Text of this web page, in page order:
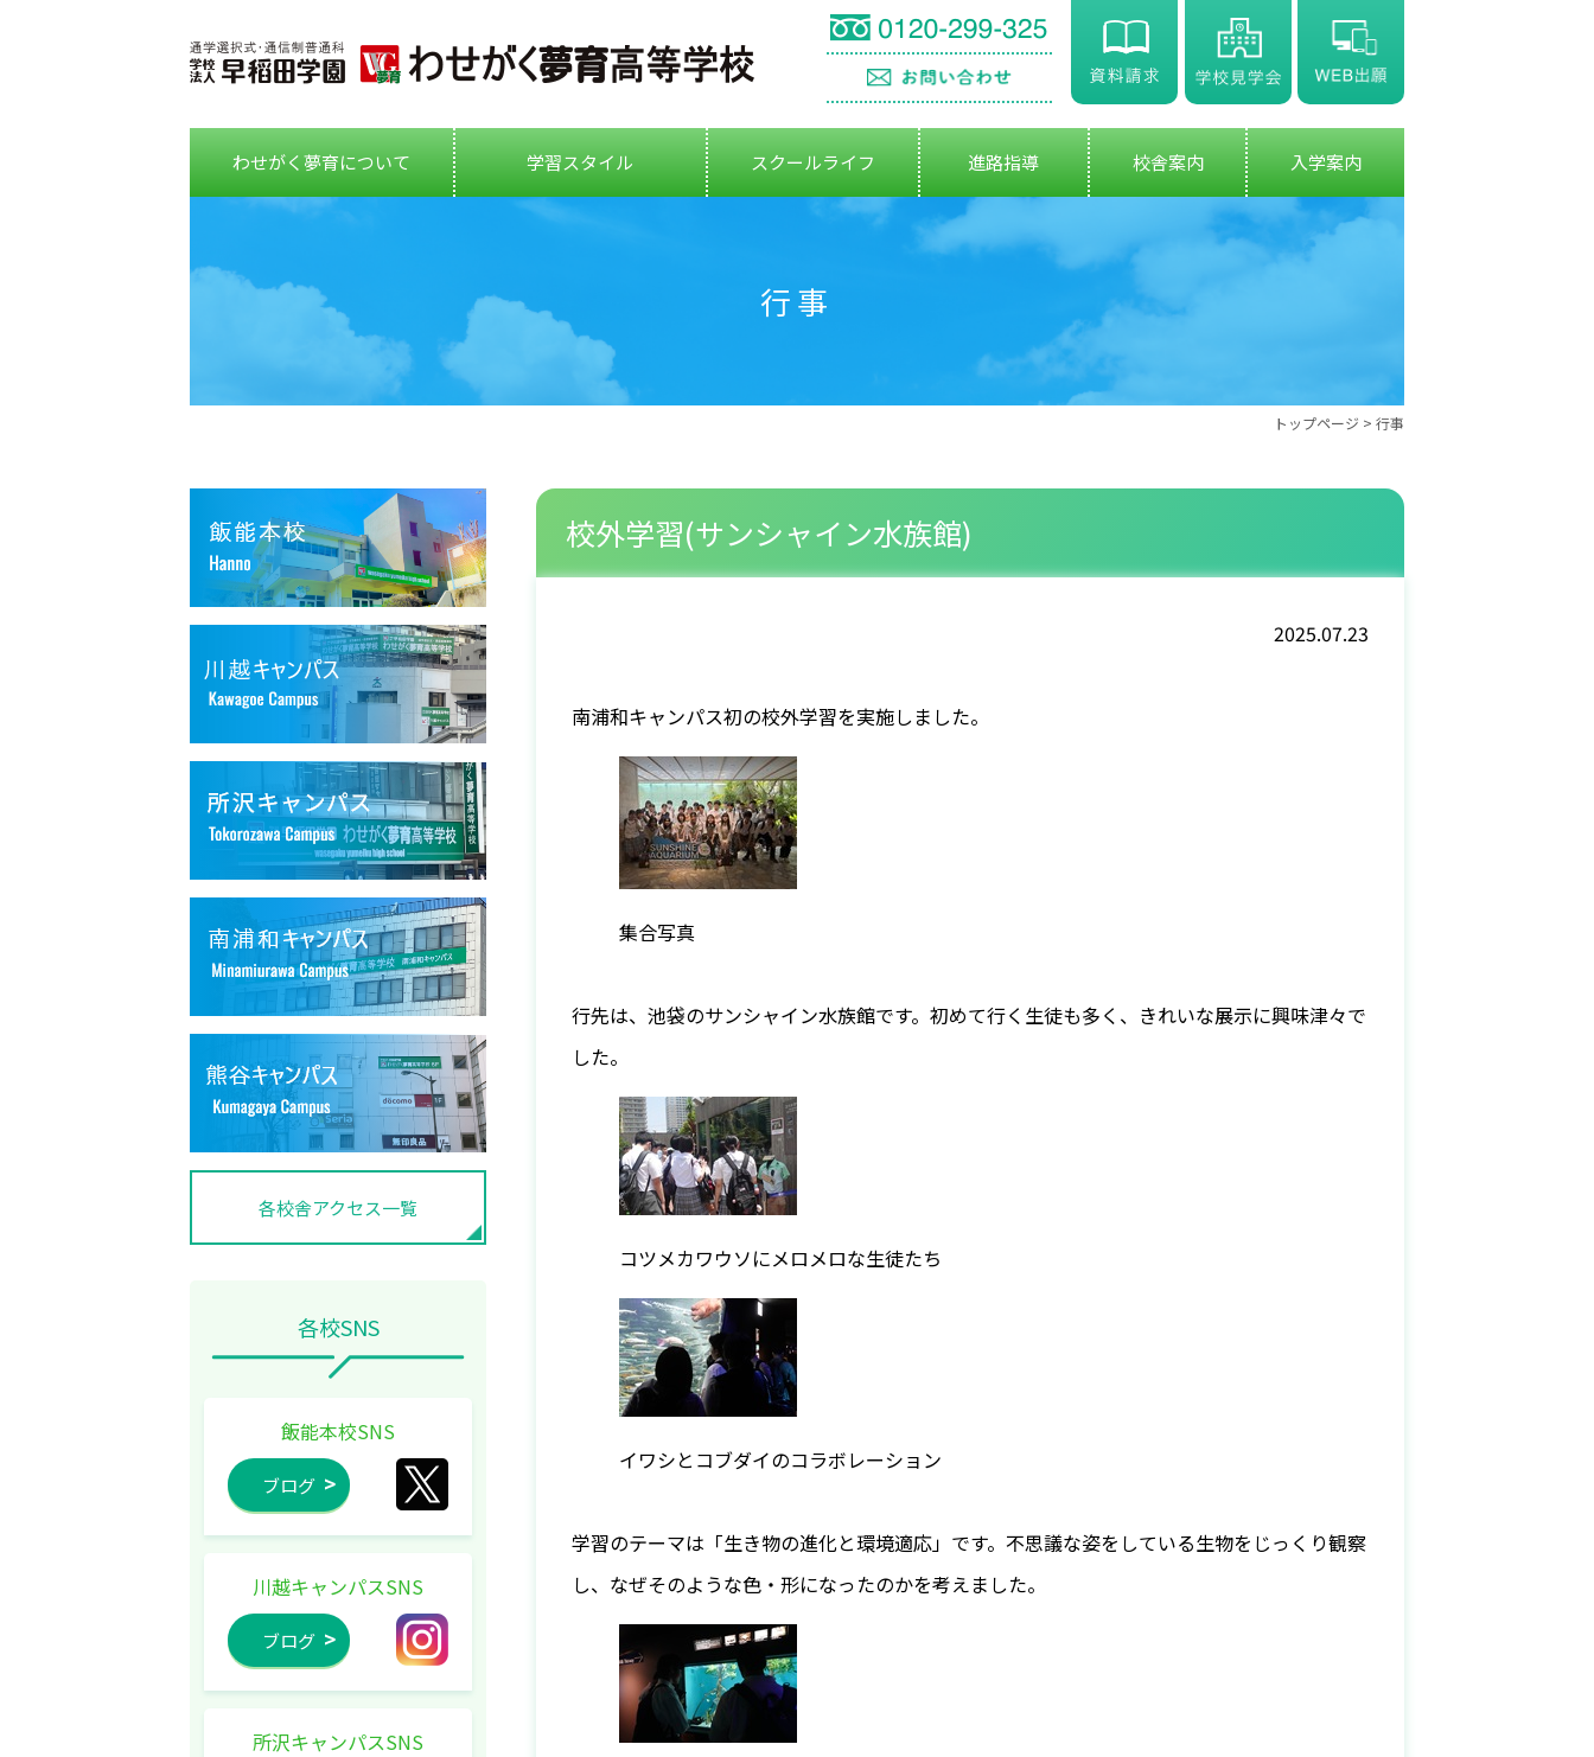
わせがく夢育について 学習スタイル スクールライフ 進路指導 校舎案内 入学案内
行事
トップページ > 行事
各校舎アクセス一覧
各校SNS
飯能本校SNS
ブログ
川越キャンパスSNS
ブログ
所沢キャンパスSNS
校外学習(サンシャイン水族館)
2025.07.23
南浦和キャンパス初の校外学習を実施しました。
集合写真
行先は、池袋のサンシャイン水族館です。初めて行く生徒も多く、きれいな展示に興味津々で
した。
コツメカワウソにメロメロな生徒たち
イワシとコブダイのコラボレーション
学習のテーマは「生き物の進化と環境適応」です。不思議な姿をしている生物をじっくり観察
し、なぜそのような色・形になったのかを考えました。